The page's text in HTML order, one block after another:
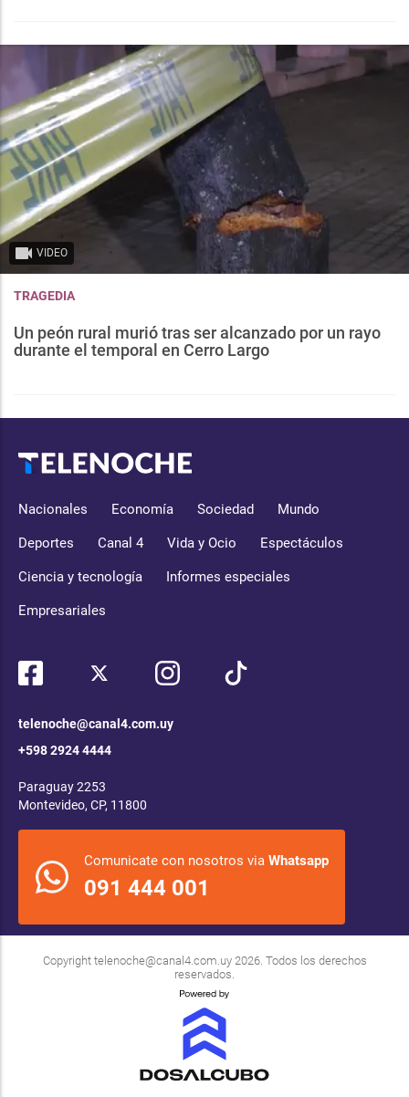
VIDEO
TRAGEDIA
Un peón rural murió tras ser alcanzado por un rayo
durante el temporal en Cerro Largo
Nacionales Economía Sociedad Mundo
Deportes Canal 4 Vida y Ocio Espectáculos
Ciencia y tecnología Informes especiales
Empresariales
telenoche@canal4.com.uy
+598 2924 4444
Paraguay 2253
Montevideo, CP, 11800
Comunicate con nosotros via Whatsapp
091 444 001
Copyright telenoche@canal4.com.uy2026. Todos los derechos
reservados.